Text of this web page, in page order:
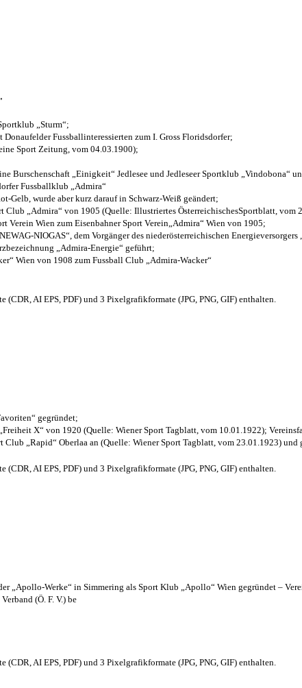
„Sturm“;
Fussballinteressierten zum I. Gross Floridsdorfer;
Sport Zeitung, vom 04.03.1900);
Burschenschaft „Einigkeit“ Jedlesee und Jedleseer Sportklub „Vindobona“
Fussballklub „Admira“
Gelb, wurde aber kurz darauf in Schwarz-Weiß geändert;
Club „Admira“ von 1905 (Quelle: Illustriertes ÖsterreichischesSportblatt, vom
Verein Wien zum Eisenbahner Sport Verein„Admira“ Wien von 1905;
NIOGAS“, dem Vorgänger des niederösterreichischen
„Admira-Energie“ geführt;
Wien von 1908 zum Fussball Club „Admira-Wacker“
AI EPS, PDF) und 3 Pixelgrafikformate (JPG, PNG, GIF) enthalten.
gegründet;
X“ von 1920 (Quelle: Wiener Sport Tagblatt, vom 10.01.1922);
Club „Rapid“ Oberlaa an (Quelle: Wiener Sport Tagblatt, vom 23.01.1923)
AI EPS, PDF) und 3 Pixelgrafikformate (JPG, PNG, GIF) enthalten.
„Apollo-Werke“ in Simmering als Sport Klub „Apollo“ Wien gegründet –
(Ö. F. V.) be
AI EPS, PDF) und 3 Pixelgrafikformate (JPG, PNG, GIF) enthalten.